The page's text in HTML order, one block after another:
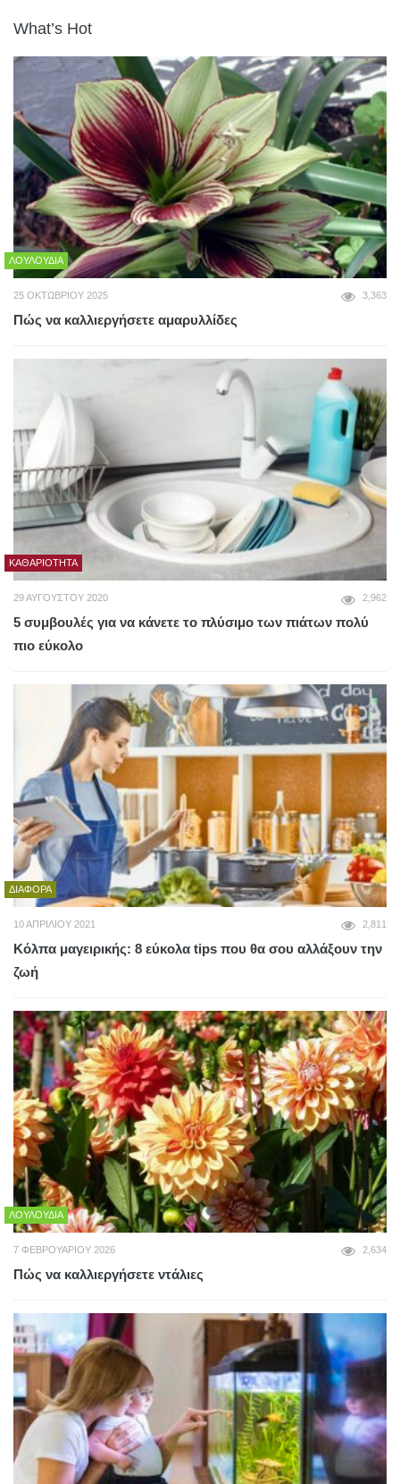
What’s Hot
ΛΟΥΛΟΎΔΙΑ
25 ΟΚΤΩΒΡΊΟΥ 2025 3,363
Πώς να καλλιεργήσετε αμαρυλλίδες
ΚΑΘΑΡΙΌΤΗΤΑ
29 ΑΥΓΟΎΣΤΟΥ 2020 2,962
5 συμβουλές για να κάνετε το πλύσιμο των πιάτων πολύ
πιο εύκολο
ΔΙΆΦΟΡΑ
10 ΑΠΡΙΛΊΟΥ 2021 2,811
Κόλπα μαγειρικής: 8 εύκολα tips που θα σου αλλάξουν την
ζωή
ΛΟΥΛΟΎΔΙΑ
7 ΦΕΒΡΟΥΑΡΊΟΥ 2026 2,634
Πώς να καλλιεργήσετε ντάλιες